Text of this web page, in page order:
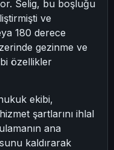
Selig, bu boşluğu
ve
180 derece
gezinme ve
özellikler
ekibi,
şartlarını ihlal
ana
kaldırarak